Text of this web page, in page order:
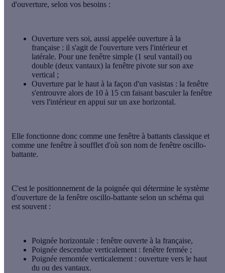
d'ouverture, selon vos besoins :
Ouverture vers soi, aussi appelée ouverture à la
française : il s'agit de l'ouverture vers l'intérieur et
latérale. Pour une fenêtre simple (1 seul vantail) ou
double (deux vantaux) la fenêtre pivote sur son axe
vertical ;
Ouverture par le haut à la façon d'un vasistas : la fenêtre
s'entrouvre alors de 10 à 15 cm faisant basculer la fenêtre
vers l'intérieur en appui sur un axe horizontal.
Elle fonctionne donc comme une fenêtre à battants classique et
comme une fenêtre à soufflet d'où son nom de fenêtre oscillo-
battante.
C'est le positionnement de la poignée qui détermine le système
d'ouverture de la fenêtre oscillo-battante selon un schéma qui
est souvent :
Poignée horizontale : fenêtre ouverte à la française,
Poignée descendue verticalement : fenêtre fermée ;
Poignée remontée verticalement : ouverture vers le haut
du ou des vantaux.